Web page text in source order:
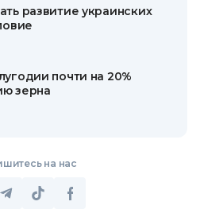
развитие украинских
почти на 20%
зерна
на нас